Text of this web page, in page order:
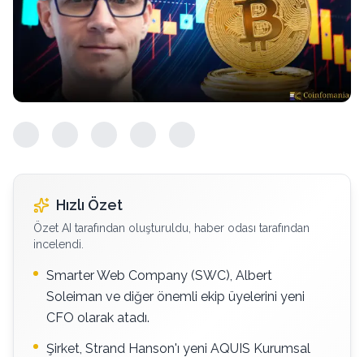
Hızlı Özet
Özet AI tarafından oluşturuldu, haber odası tarafından
incelendi.
Smarter Web Company (SWC), Albert
Soleiman ve diğer önemli ekip üyelerini yeni
CFO olarak atadı.
Şirket, Strand Hanson'ı yeni AQUIS Kurumsal